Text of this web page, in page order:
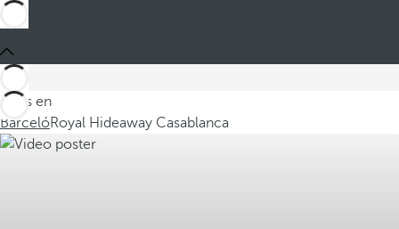
Estás en
BarcelóRoyal Hideaway Casablanca